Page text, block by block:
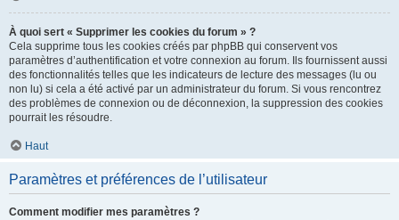
À quoi sert « Supprimer les cookies du forum » ?
Cela supprime tous les cookies créés par phpBB qui conservent vos
paramètres d’authentification et votre connexion au forum. Ils fournissent aussi
des fonctionnalités telles que les indicateurs de lecture des messages (lu ou
non lu) si cela a été activé par un administrateur du forum. Si vous rencontrez
des problèmes de connexion ou de déconnexion, la suppression des cookies
pourrait les résoudre.
Haut
Paramètres et préférences de l’utilisateur
Comment modifier mes paramètres ?